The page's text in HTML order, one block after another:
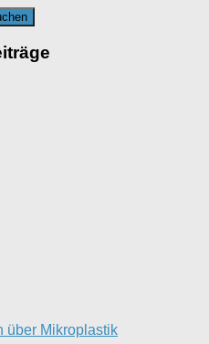
über Mikroplastik